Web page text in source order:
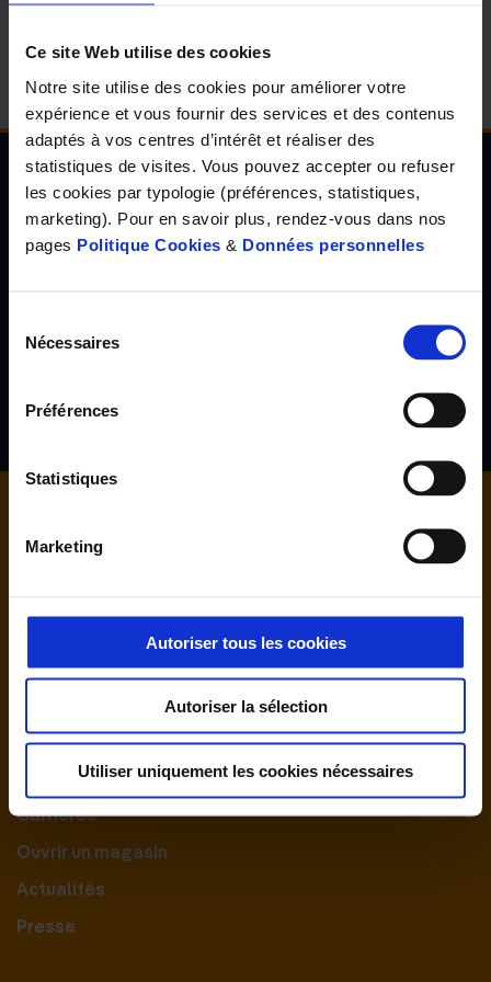
Ce site Web utilise des cookies
Notre site utilise des cookies pour améliorer votre
expérience et vous fournir des services et des contenus
adaptés à vos centres d’intérêt et réaliser des
statistiques de visites. Vous pouvez accepter ou refuser
les cookies par typologie (préférences, statistiques,
marketing). Pour en savoir plus, rendez-vous dans nos
pages Politique Cookies & Données personnelles
Nécessaires
Préférences
Statistiques
Marketing
Autoriser tous les cookies
Autoriser la sélection
Utiliser uniquement les cookies nécessaires
Nous contacter
Le Groupement
Nos engagements
Carrières
Ouvrir un magasin
Actualités
Presse
Newsletter de l'Observatoire de la santé Visuelle
et Auditive